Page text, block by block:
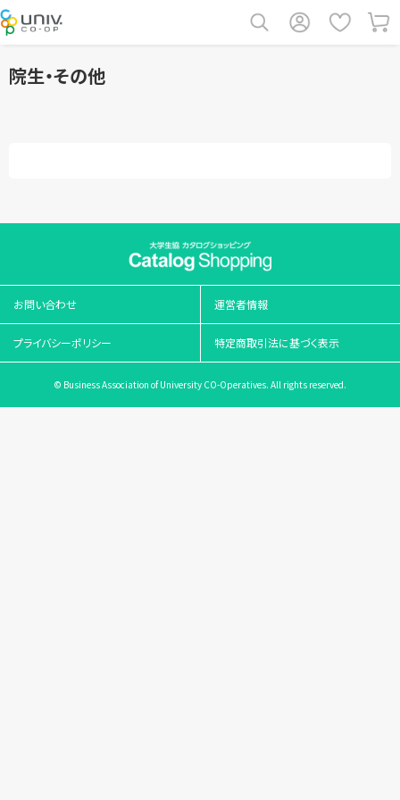
院生・その他
お問い合わせ 運営者情報
プライバシーポリシー 特定商取引法に基づく表示
© Business Association of University CO-Operatives. All rights reserved.